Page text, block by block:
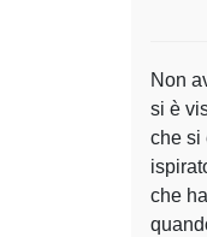
Non
si è
che si
che